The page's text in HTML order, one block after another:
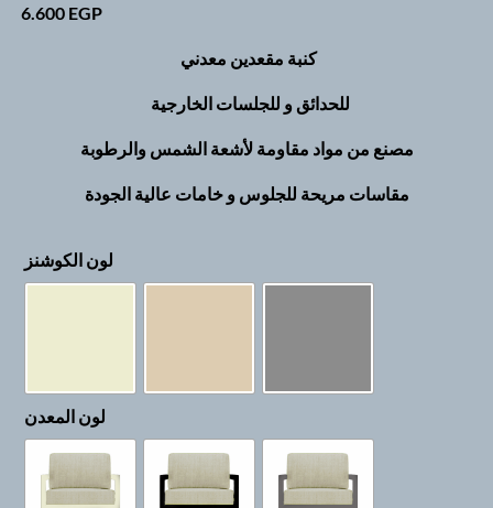
6.600 EGP
كنبة مقعدين معدني
للحدائق و للجلسات الخارجية
مصنع من مواد مقاومة لأشعة الشمس والرطوبة
مقاسات مريحة للجلوس و خامات عالية الجودة
لون الكوشنز
لون المعدن